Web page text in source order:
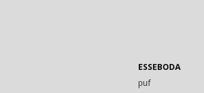
ESSEBODA
puf